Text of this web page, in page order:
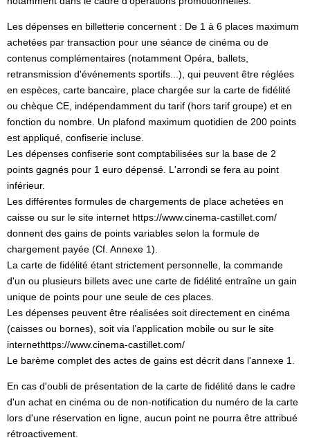
Les dépenses en billetterie concernent : De 1 à 6 places maximum
achetées par transaction pour une séance de cinéma ou de
contenus complémentaires (notamment Opéra, ballets,
retransmission d'événements sportifs...), qui peuvent être réglées
en espèces, carte bancaire, place chargée sur la carte de fidélité
ou chèque CE, indépendamment du tarif (hors tarif groupe) et en
fonction du nombre. Un plafond maximum quotidien de 200 points
est appliqué, confiserie incluse.
Les dépenses confiserie sont comptabilisées sur la base de 2
points gagnés pour 1 euro dépensé. L'arrondi se fera au point
inférieur.
Les différentes formules de chargements de place achetées en
caisse ou sur le site internet https://www.cinema-castillet.com/
donnent des gains de points variables selon la formule de
chargement payée (Cf. Annexe 1).
La carte de fidélité étant strictement personnelle, la commande
d'un ou plusieurs billets avec une carte de fidélité entraîne un gain
unique de points pour une seule de ces places.
Les dépenses peuvent être réalisées soit directement en cinéma
(caisses ou bornes), soit via l’application mobile ou sur le site
internethttps://www.cinema-castillet.com/
Le barème complet des actes de gains est décrit dans l'annexe 1.
En cas d'oubli de présentation de la carte de fidélité dans le cadre
d'un achat en cinéma ou de non-notification du numéro de la carte
lors d'une réservation en ligne, aucun point ne pourra être attribué
rétroactivement.